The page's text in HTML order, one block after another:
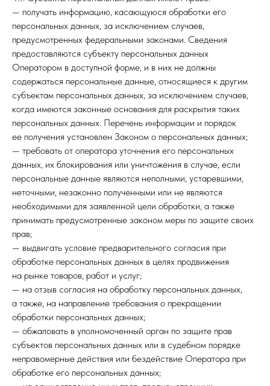
— получать информацию, касающуюся обработки его
персональных данных, за исключением случаев,
предусмотренных федеральными законами. Сведения
предоставляются субъекту персональных данных
Оператором в доступной форме, и в них не должны
содержаться персональные данные, относящиеся к другим
субъектам персональных данных, за исключением случаев,
когда имеются законные основания для раскрытия таких
персональных данных. Перечень информации и порядок
ее получения установлен Законом о персональных данных;
— требовать от оператора уточнения его персональных
данных, их блокирования или уничтожения в случае, если
персональные данные являются неполными, устаревшими,
неточными, незаконно полученными или не являются
необходимыми для заявленной цели обработки, а также
принимать предусмотренные законом меры по защите своих
прав;
— выдвигать условие предварительного согласия при
обработке персональных данных в целях продвижения
на рынке товаров, работ и услуг;
— на отзыв согласия на обработку персональных данных,
а также, на направление требования о прекращении
обработки персональных данных;
— обжаловать в уполномоченный орган по защите прав
субъектов персональных данных или в судебном порядке
неправомерные действия или бездействие Оператора при
обработке его персональных данных;